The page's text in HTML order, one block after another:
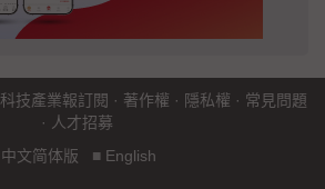
科技產業報訂閱 · 著作權 · 隱私權 · 常見問題
· 人才招募
中文简体版 ■ English